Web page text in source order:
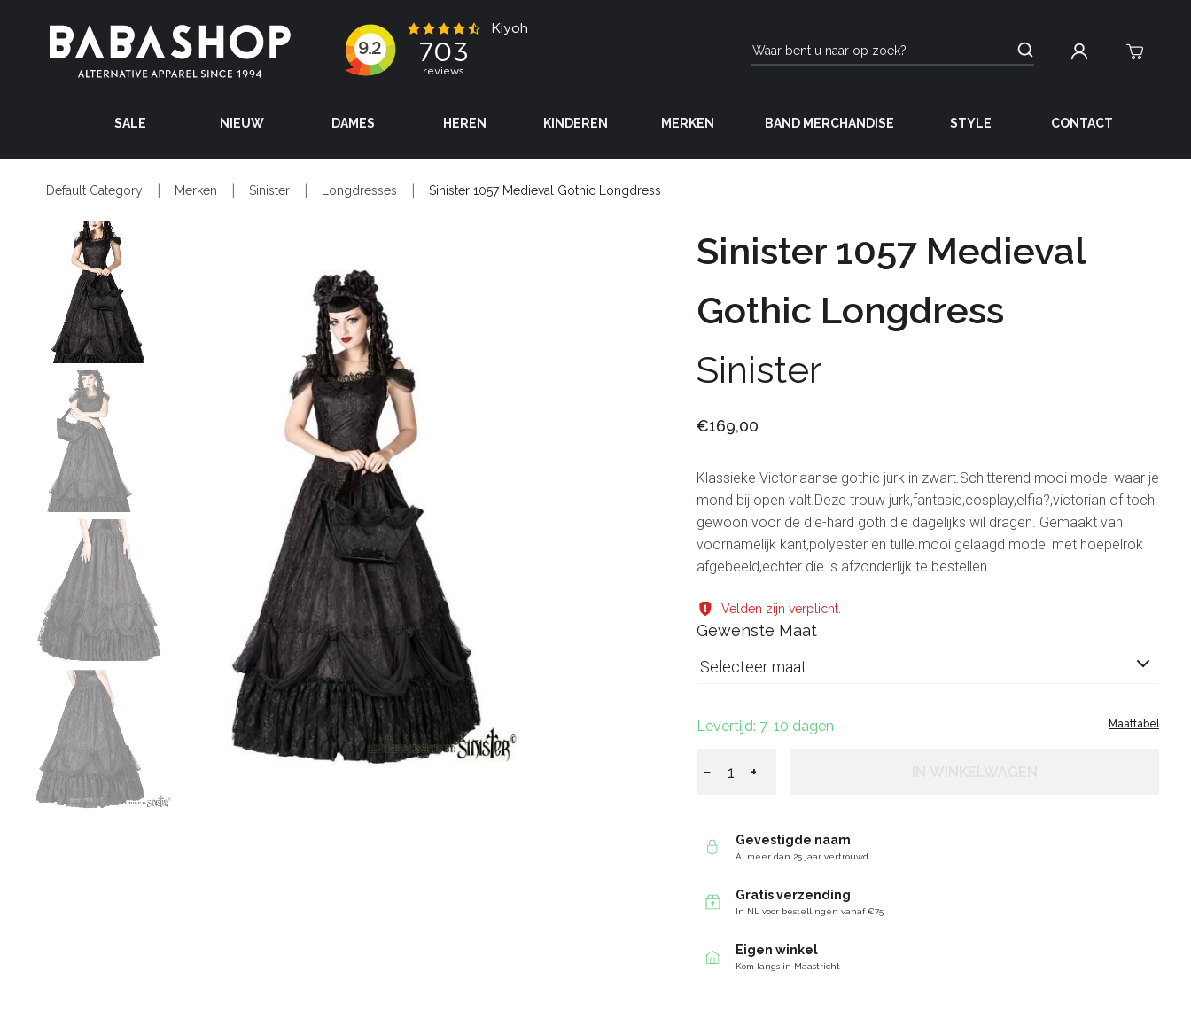
SALE NIEUW DAMES HEREN KINDEREN MERKEN BAND MERCHANDISE STYLE CONTACT
Default Category Merken Sinister Longdresses Sinister 1057 Medieval Gothic Longdress
Sinister 1057 Medieval
Gothic Longdress
Sinister
€169,00
Klassieke Victoriaanse gothic jurk in zwart.Schitterend mooi model waar je
mond bij open valt.Deze trouw jurk,fantasie,cosplay,elfia?,victorian of toch
gewoon voor de die-hard goth die dagelijks wil dragen. Gemaakt van
voornamelijk kant,polyester en tulle.mooi gelaagd model met hoepelrok
afgebeeld,echter die is afzonderlijk te bestellen.
Velden zijn verplicht.
Gewenste Maat
Selecteer maat
Maattabel
Levertijd: 7-10 dagen
− +
Gevestigde naam
Al meer dan 25 jaar vertrouwd
Gratis verzending
In NL voor bestellingen vanaf €75
Eigen winkel
Kom langs in Maastricht